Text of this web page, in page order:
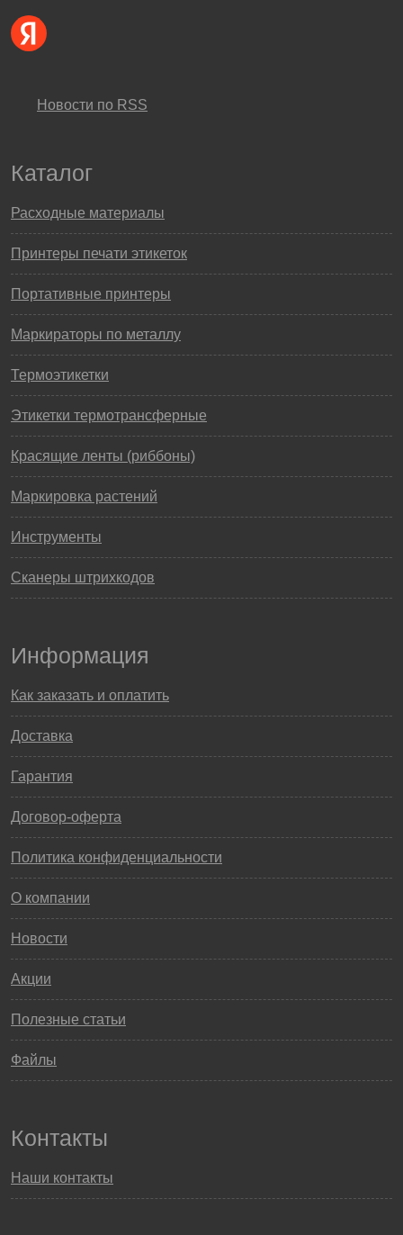
Новости по RSS
Каталог
Расходные материалы
Принтеры печати этикеток
Портативные принтеры
Маркираторы по металлу
Термоэтикетки
Этикетки термотрансферные
Красящие ленты (риббоны)
Маркировка растений
Инструменты
Сканеры штрихкодов
Информация
Как заказать и оплатить
Доставка
Гарантия
Договор-оферта
Политика конфиденциальности
О компании
Новости
Акции
Полезные статьи
Файлы
Контакты
Наши контакты